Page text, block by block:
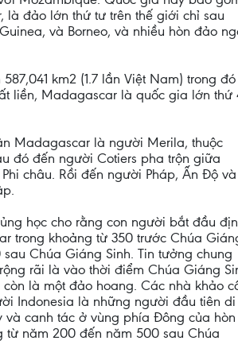
là đảo lớn thứ tư trên thế giới chỉ sau
và Borneo, và nhiều hòn đảo
km2 (1.7 lần Việt Nam) trong đó
liền, Madagascar là quốc gia lớn thứ
Madagascar là người Merila, thuộc
đó đến người Cotiers pha trộn giữa
châu. Rồi đến người Pháp, Ấn Độ và
học cho rằng con người bắt đầu
trong khoảng từ 350 trước Chúa
Chúa Giáng Sinh. Tin tưởng chung
rãi là vào thời điểm Chúa Giáng
là một đảo hoang. Các nhà khảo
Indonesia là những người đầu tiên
và canh tác ở vùng phía Đông của hòn
từ năm 200 đến năm 500 sau Chúa